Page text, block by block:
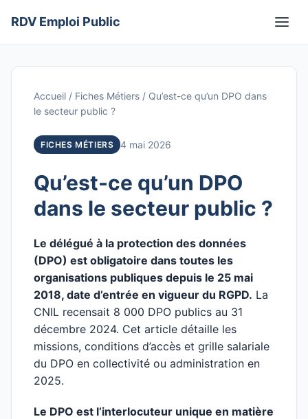
RDV Emploi Public
Accueil / Fiches Métiers / Qu’est-ce qu’un DPO dans
le secteur public ?
FICHES MÉTIERS 4 mai 2026
Qu’est-ce qu’un DPO
dans le secteur public ?
Le délégué à la protection des données
(DPO) est obligatoire dans toutes les
organisations publiques depuis le 25 mai
2018, date d’entrée en vigueur du RGPD. La
CNIL recensait 8 000 DPO publics au 31
décembre 2024. Cet article détaille les
missions, conditions d’accès et grille salariale
du DPO en collectivité ou administration en
2025.
Le DPO est l’interlocuteur unique en matière